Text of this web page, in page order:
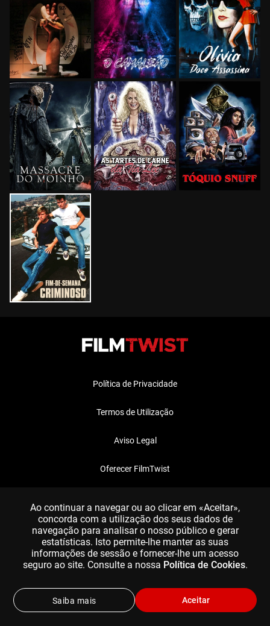
Política de Privacidade
Termos de Utilização
Aviso Legal
Oferecer FilmTwist
Ao continuar a navegar ou ao clicar em «Aceitar»,
concorda com a utilização dos seus dados de
navegação para analisar o nosso público e gerar
estatísticas. Isto permite-lhe manter as suas
informações de sessão e fornecer-lhe um acesso
seguro ao site. Consulte a nossa Política de Cookies.
Aceitar
Saiba mais